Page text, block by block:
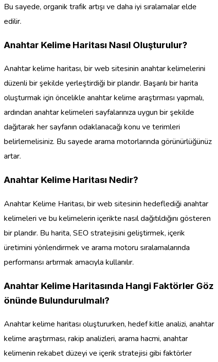
Bu sayede, organik trafik artışı ve daha iyi sıralamalar elde
edilir.
Anahtar Kelime Haritası Nasıl Oluşturulur?
Anahtar kelime haritası, bir web sitesinin anahtar kelimelerini
düzenli bir şekilde yerleştirdiği bir plandır. Başarılı bir harita
oluşturmak için öncelikle anahtar kelime araştırması yapmalı,
ardından anahtar kelimeleri sayfalarınıza uygun bir şekilde
dağıtarak her sayfanın odaklanacağı konu ve terimleri
belirlemelisiniz. Bu sayede arama motorlarında görünürlüğünüz
artar.
Anahtar Kelime Haritası Nedir?
Anahtar Kelime Haritası, bir web sitesinin hedeflediği anahtar
kelimeleri ve bu kelimelerin içerikte nasıl dağıtıldığını gösteren
bir plandır. Bu harita, SEO stratejisini geliştirmek, içerik
üretimini yönlendirmek ve arama motoru sıralamalarında
performansı artırmak amacıyla kullanılır.
Anahtar Kelime Haritasında Hangi Faktörler Göz
önünde Bulundurulmalı?
Anahtar kelime haritası oluştururken, hedef kitle analizi, anahtar
kelime araştırması, rakip analizleri, arama hacmi, anahtar
kelimenin rekabet düzeyi ve içerik stratejisi gibi faktörler